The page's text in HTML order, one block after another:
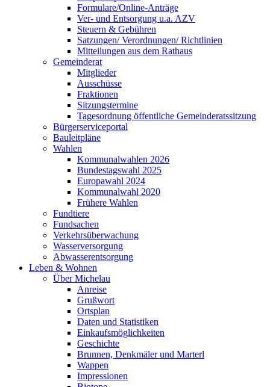
Formulare/Online-Anträge
Ver- und Entsorgung u.a. AZV
Steuern & Gebühren
Satzungen/ Verordnungen/ Richtlinien
Mitteilungen aus dem Rathaus
Gemeinderat
Mitglieder
Ausschüsse
Fraktionen
Sitzungstermine
Tagesordnung öffentliche Gemeinderatssitzung
Bürgerserviceportal
Bauleitpläne
Wahlen
Kommunalwahlen 2026
Bundestagswahl 2025
Europawahl 2024
Kommunalwahl 2020
Frühere Wahlen
Fundtiere
Fundsachen
Verkehrsüberwachung
Wasserversorgung
Abwasserentsorgung
Leben & Wohnen
Über Michelau
Anreise
Grußwort
Ortsplan
Daten und Statistiken
Einkaufsmöglichkeiten
Geschichte
Brunnen, Denkmäler und Marterl
Wappen
Impressionen